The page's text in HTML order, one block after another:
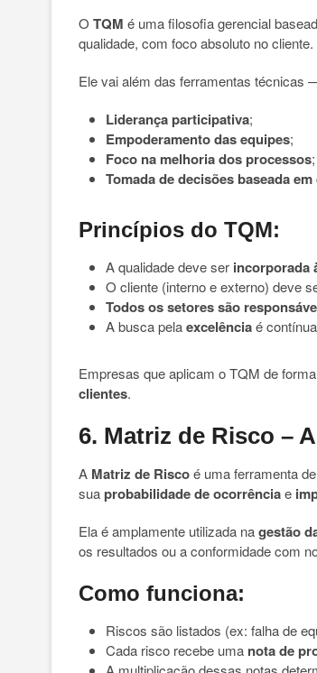
O TQM é uma filosofia gerencial
qualidade, com foco absoluto no cliente.
Ele vai além das ferramentas técnicas
Liderança participativa;
Empoderamento das equipes;
Foco na melhoria dos processos;
Tomada de decisões baseada
Princípios do TQM:
A qualidade deve ser incorporada
O cliente (interno e externo) deve
Todos os setores são
A busca pelaexcelênciaé
Empresas que aplicam o TQM de
clientes.
6. Matriz de Risco –
A Matriz de Riscoé uma ferramenta
suaprobabilidade de ocorrênciae
Ela é amplamente utilizada nagestão
os resultados ou a conformidade com
Como funciona:
Riscos são listados (ex: falha de
Cada risco recebe uma nota de